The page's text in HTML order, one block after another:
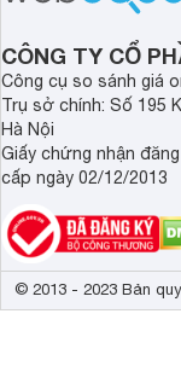
đủ sức thuyết phục
CÔNG TY CỔ
Công cụ so sánh giá
Trụ sở chính: Số 195
Hà Nội
Giấy chứng nhận
cấp ngày 02/12/2013
© 2013 - 2023 Bản